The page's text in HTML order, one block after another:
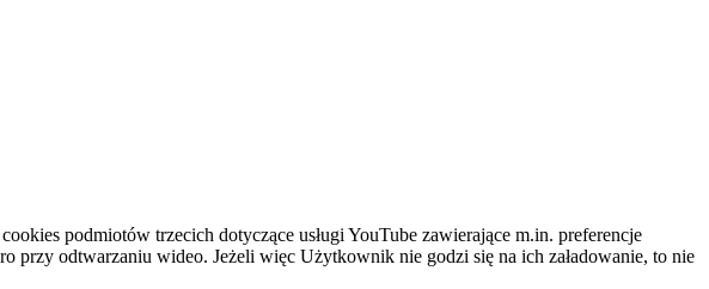
podmiotów trzecich dotyczące usługi YouTube zawierające m.in. preferencje
przy odtwarzaniu wideo. Jeżeli więc Użytkownik nie godzi się na ich załadowanie, to nie